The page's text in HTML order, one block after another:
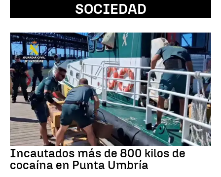
SOCIEDAD
Incautados más de 800 kilos de
cocaína en Punta Umbría